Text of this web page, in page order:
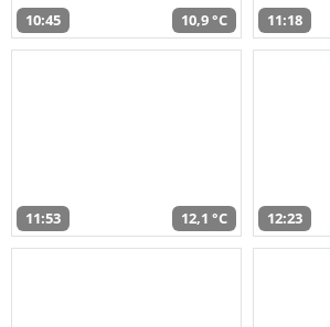
10:45 10,9 °C 11:18
11:53 12,1 °C 12:23